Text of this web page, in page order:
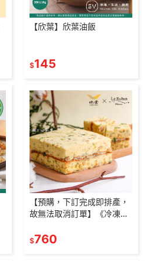
【欣葉】欣葉油飯
$145
【預購，下訂完成即排產，
故無法取消訂單】《冷凍，
菜脯滷肉鹹蛋糕-單入(含運
$760